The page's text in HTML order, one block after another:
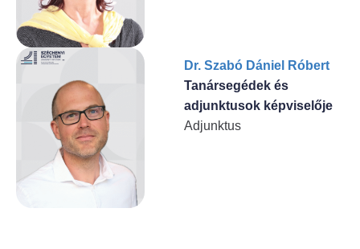
Dr. Szabó Dániel Róbert
Tanársegédek és
adjunktusok képviselője
Adjunktus